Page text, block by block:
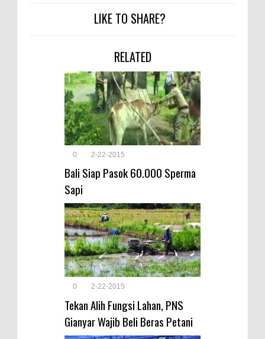
LIKE TO SHARE?
RELATED
0 2-22-2015
Bali Siap Pasok 60.000 Sperma
Sapi
0 2-22-2015
Tekan Alih Fungsi Lahan, PNS
Gianyar Wajib Beli Beras Petani